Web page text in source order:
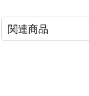
関連商品